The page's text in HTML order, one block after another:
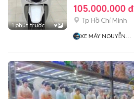
1 phút trước 9
105.000.000 đ
Tp Hồ Chí Minh
XE MÁY NGUYỄN